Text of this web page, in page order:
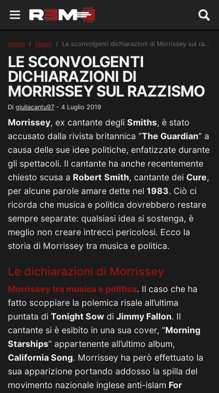
Home News Le sconvolgenti dichiarazioni di Morrissey sul razzismo
LE SCONVOLGENTI
DICHIARAZIONI DI
MORRISSEY SUL RAZZISMO
Di giuliacantu97 - 4 Luglio 2019
Morrissey, ex cantante degli Smiths, è stato
accusato dalla rivista britannica “The Guardian” a
causa delle sue idee politiche, enfatizzate durante
gli spettacoli. Il cantante ha anche recentemente
chiesto scusa a Robert Smith, cantante dei Cure,
per alcune parole amare dette nel 1983. Ciò ci
ricorda che musica e politica dovrebbero restare
sempre separate: qualsiasi idea si sostenga, è
meglio non creare intrecci pericolosi. Ecco la
storia di Morrissey tra musica e politica.
Le dichiarazioni di Morrissey
Morrissey tra musica e politica. Il caso che ha
fatto scoppiare la polemica risale all’ultima
puntata di Tonight Sow di Jimmy Fallon. Il
cantante si è esibito in una sua cover, “Morning
Starships” appartenente all’ultimo album,
California Song. Morrissey ha però effettuato la
sua apparizione portando addosso la spilla del
movimento nazionale inglese anti-islam For